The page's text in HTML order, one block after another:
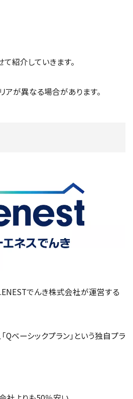
紹介していきます。
が異なる場合があります。
でんき株式会社が運営する
Qベーシックプラン」という独自プラ